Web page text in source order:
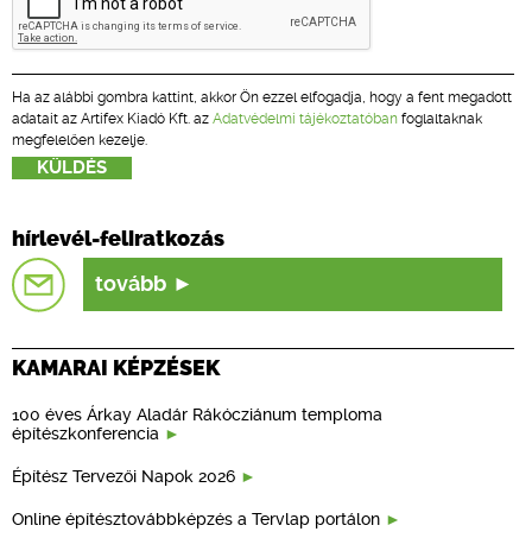
Ha az alábbi gombra kattint, akkor Ön ezzel elfogadja, hogy a fent megadott
adatait az Artifex Kiadó Kft. az Adatvédelmi tájékoztatóban foglaltaknak
megfelelően kezelje.
hírlevél-feliratkozás
tovább
KAMARAI KÉPZÉSEK
100 éves Árkay Aladár Rákócziánum temploma
építészkonferencia
Építész Tervezői Napok 2026
Online építésztovábbképzés a Tervlap portálon